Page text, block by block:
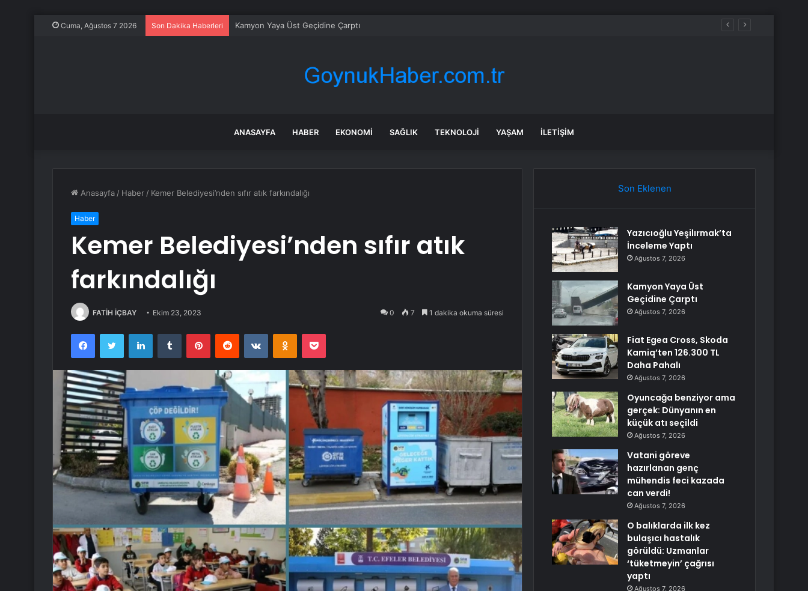
Cuma, Ağustos 7 2026 Son Dakika Haberleri Kamyon Yaya Üst Geçidine Çarptı
ANASAYFA HABER EKONOMI SAĞLIK TEKNOLOJI YAŞAM İLETIŞIM
Anasayfa / Haber / Kemer Belediyesi’nden sıfır atık farkındalığı
Haber
Kemer Belediyesi’nden sıfır atık
farkındalığı
FATİH İÇBAY Ekim 23, 2023 0 7 1 dakika okuma süresi
FacebookTwitter LinkedInTumblr PinterestReddit VKontakteOdnoklassniki
Pocket
Son Eklenen
Yazıcıoğlu Yeşilırmak’ta
İnceleme Yaptı
Ağustos 7, 2026
Kamyon Yaya Üst
Geçidine Çarptı
Ağustos 7, 2026
Fiat Egea Cross, Skoda
Kamiq’ten 126.300 TL
Daha Pahalı
Ağustos 7, 2026
Oyuncağa benziyor ama
gerçek: Dünyanın en
küçük atı seçildi
Ağustos 7, 2026
Vatani göreve
hazırlanan genç
mühendis feci kazada
can verdi!
Ağustos 7, 2026
O balıklarda ilk kez
bulaşıcı hastalık
görüldü: Uzmanlar
‘tüketmeyin’ çağrısı
yaptı
Ağustos 7, 2026